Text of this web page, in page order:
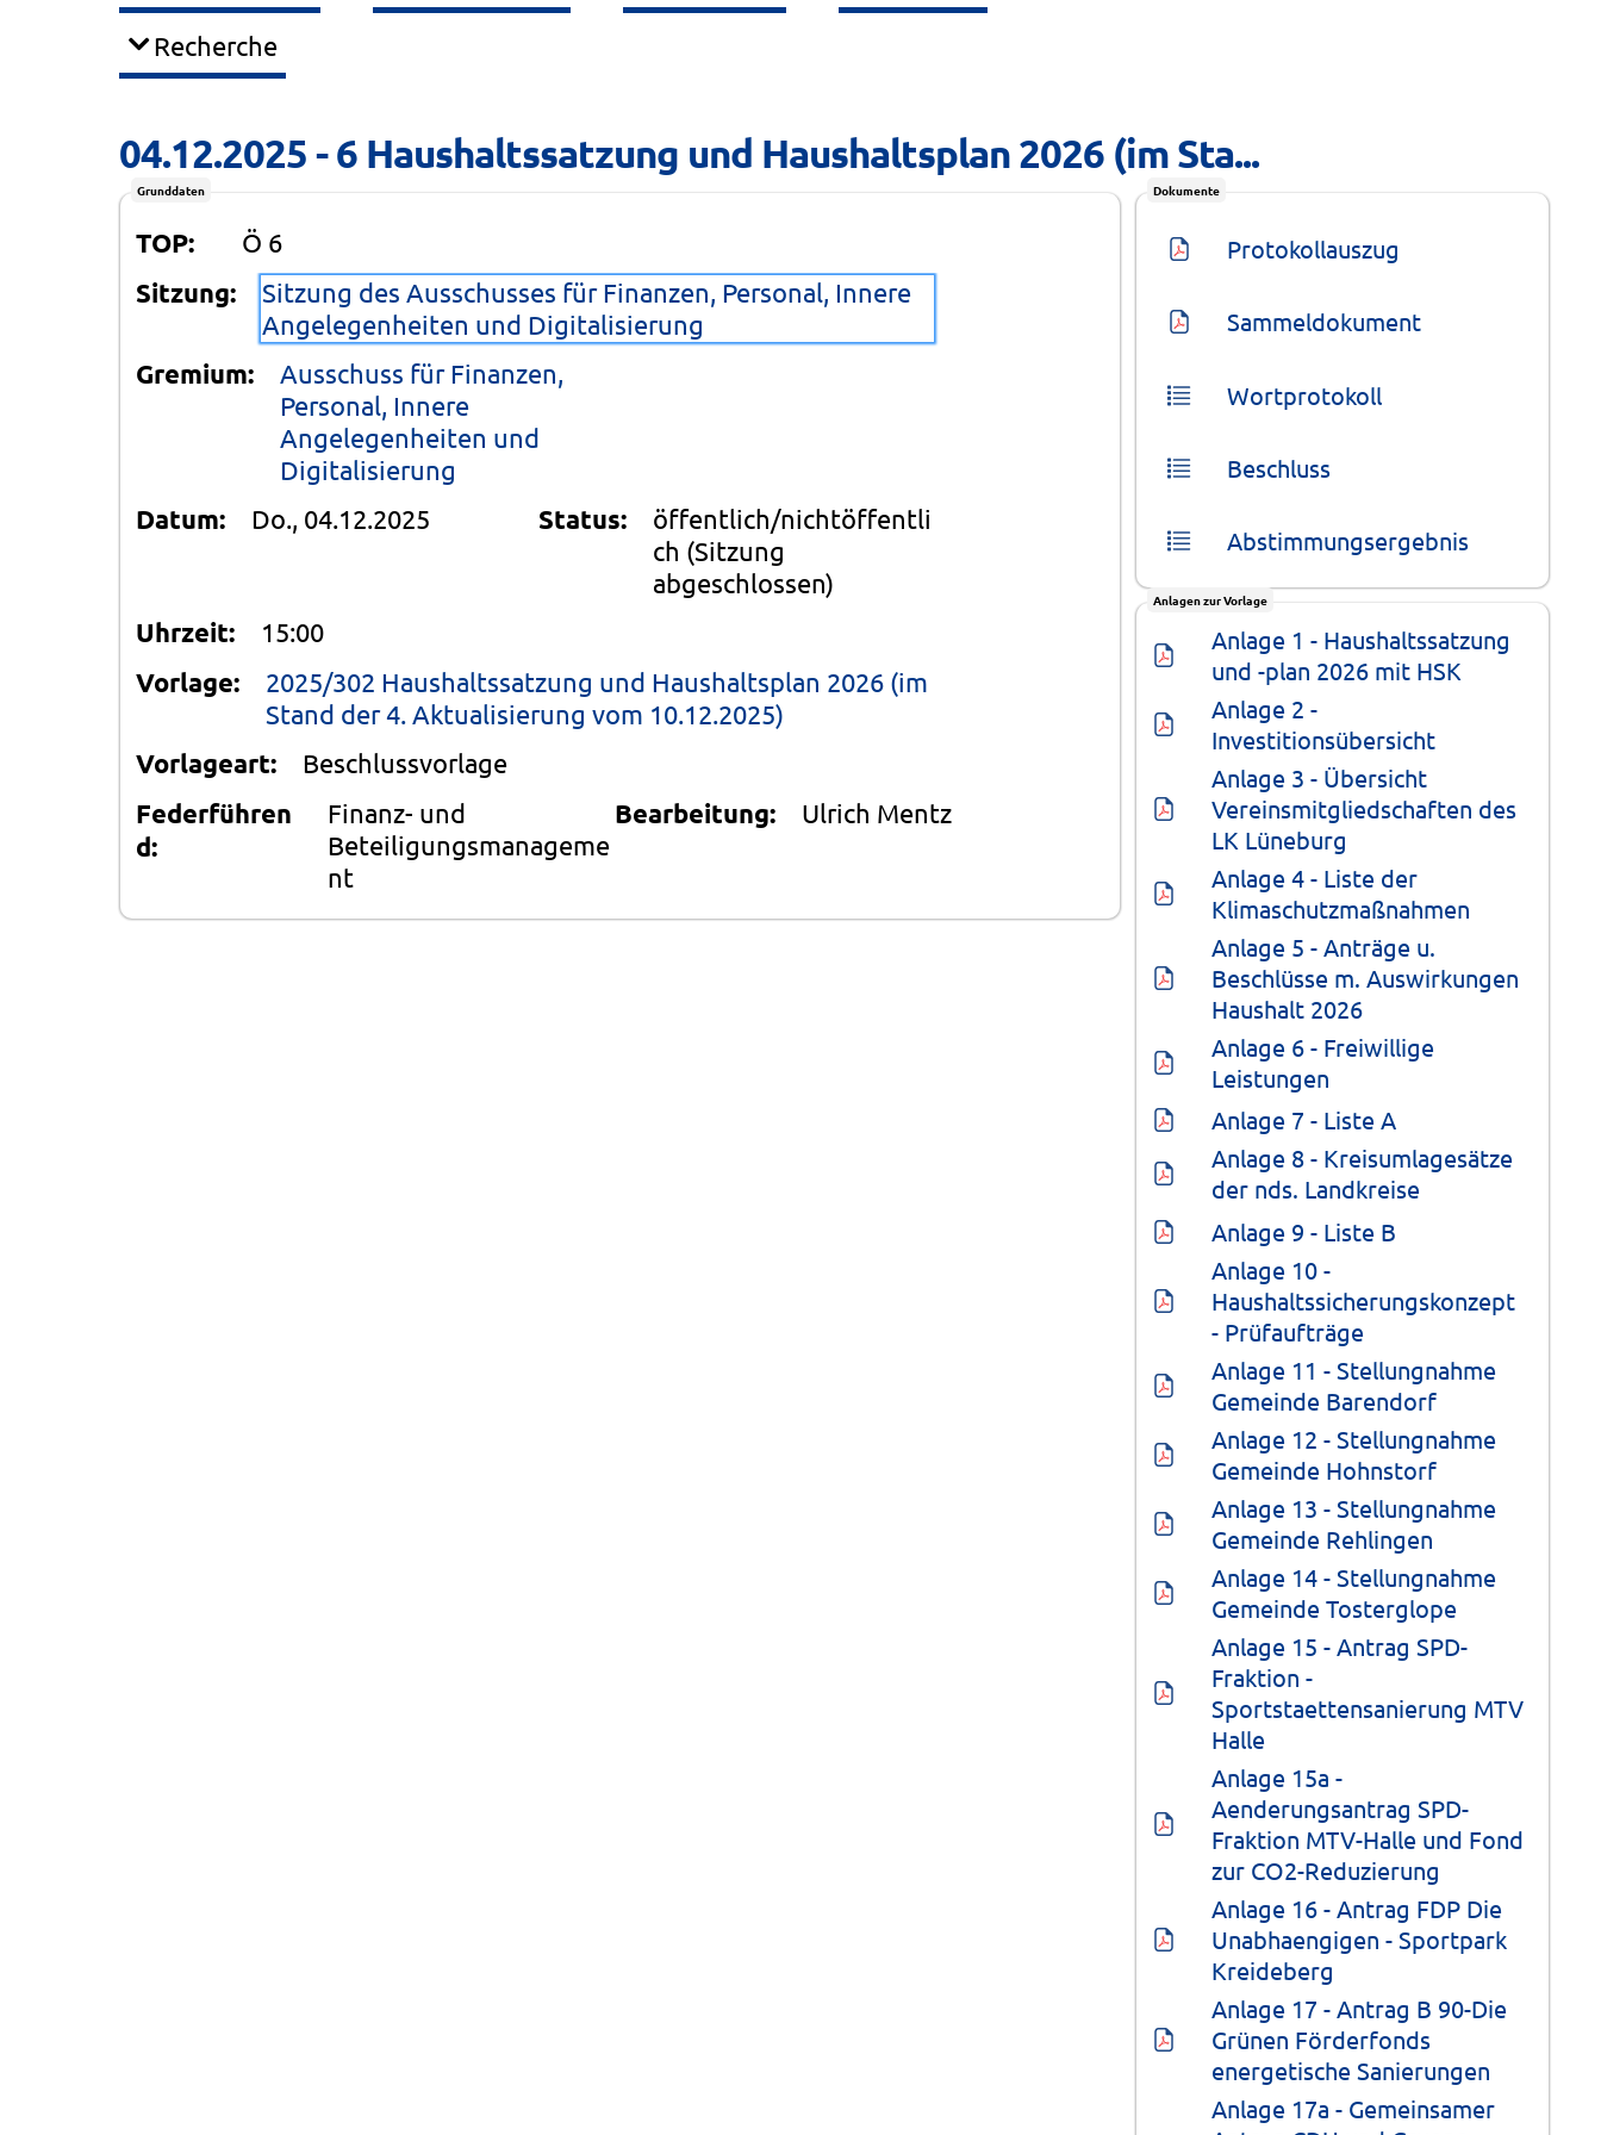
Recherche
04.12.2025 - 6 Haushaltssatzung und Haushaltsplan 2026 (im Sta...
Grunddaten
TOP: Ö 6
Sitzung:
Sitzung des Ausschusses für Finanzen, Personal, Innere
Angelegenheiten und Digitalisierung
Gremium:
Ausschuss für Finanzen,
Personal, Innere
Angelegenheiten und
Digitalisierung
Datum: Do., 04.12.2025 Status:
öffentlich/nichtöffentli
ch (Sitzung
abgeschlossen)
Uhrzeit: 15:00
Vorlage:
2025/302 Haushaltssatzung und Haushaltsplan 2026 (im
Stand der 4. Aktualisierung vom 10.12.2025)
Vorlageart: Beschlussvorlage
Federführen
d:
Finanz- und
Beteiligungsmanageme
nt
Bearbeitung: Ulrich Mentz
Dokumente
Protokollauszug
Sammeldokument
Wortprotokoll
Beschluss
Abstimmungsergebnis
Anlagen zur Vorlage
Anlage 1 - Haushaltssatzung
und -plan 2026 mit HSK
Anlage 2 -
Investitionsübersicht
Anlage 3 - Übersicht
Vereinsmitgliedschaften des
LK Lüneburg
Anlage 4 - Liste der
Klimaschutzmaßnahmen
Anlage 5 - Anträge u.
Beschlüsse m. Auswirkungen
Haushalt 2026
Anlage 6 - Freiwillige
Leistungen
Anlage 7 - Liste A
Anlage 8 - Kreisumlagesätze
der nds. Landkreise
Anlage 9 - Liste B
Anlage 10 -
Haushaltssicherungskonzept
- Prüfaufträge
Anlage 11 - Stellungnahme
Gemeinde Barendorf
Anlage 12 - Stellungnahme
Gemeinde Hohnstorf
Anlage 13 - Stellungnahme
Gemeinde Rehlingen
Anlage 14 - Stellungnahme
Gemeinde Tosterglope
Anlage 15 - Antrag SPD-
Fraktion -
Sportstaettensanierung MTV
Halle
Anlage 15a -
Aenderungsantrag SPD-
Fraktion MTV-Halle und Fond
zur CO2-Reduzierung
Anlage 16 - Antrag FDP Die
Unabhaengigen - Sportpark
Kreideberg
Anlage 17 - Antrag B 90-Die
Grünen Förderfonds
energetische Sanierungen
Anlage 17a - Gemeinsamer